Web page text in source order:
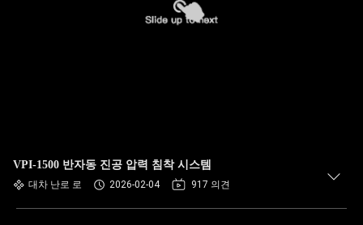
VPI-1500 반자동 진공 압력 침착 시스템
대차 난로 로 2026-02-04 917 의견